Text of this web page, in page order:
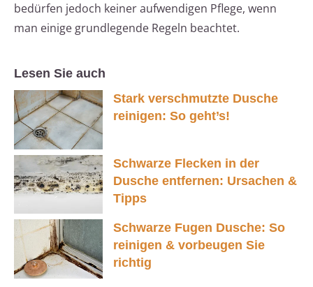
bedürfen jedoch keiner aufwendigen Pflege, wenn
man einige grundlegende Regeln beachtet.
Lesen Sie auch
Stark verschmutzte Dusche
reinigen: So geht’s!
Schwarze Flecken in der
Dusche entfernen: Ursachen &
Tipps
Schwarze Fugen Dusche: So
reinigen & vorbeugen Sie
richtig